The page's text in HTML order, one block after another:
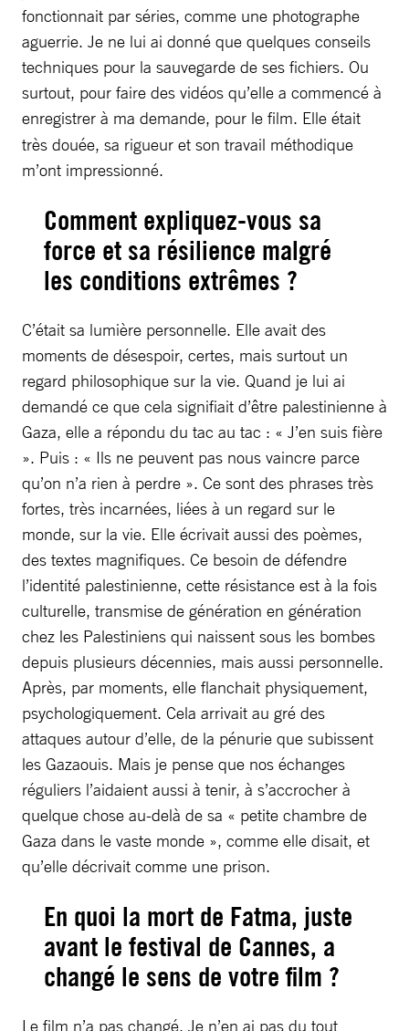
fonctionnait par séries, comme une photographe
aguerrie. Je ne lui ai donné que quelques conseils
techniques pour la sauvegarde de ses fichiers. Ou
surtout, pour faire des vidéos qu’elle a commencé à
enregistrer à ma demande, pour le film. Elle était
très douée, sa rigueur et son travail méthodique
m’ont impressionné.
Comment expliquez-vous sa
force et sa résilience malgré
les conditions extrêmes ?
C’était sa lumière personnelle. Elle avait des
moments de désespoir, certes, mais surtout un
regard philosophique sur la vie. Quand je lui ai
demandé ce que cela signifiait d’être palestinienne à
Gaza, elle a répondu du tac au tac : « J’en suis fière
». Puis : « Ils ne peuvent pas nous vaincre parce
qu’on n’a rien à perdre ». Ce sont des phrases très
fortes, très incarnées, liées à un regard sur le
monde, sur la vie. Elle écrivait aussi des poèmes,
des textes magnifiques. Ce besoin de défendre
l’identité palestinienne, cette résistance est à la fois
culturelle, transmise de génération en génération
chez les Palestiniens qui naissent sous les bombes
depuis plusieurs décennies, mais aussi personnelle.
Après, par moments, elle flanchait physiquement,
psychologiquement. Cela arrivait au gré des
attaques autour d’elle, de la pénurie que subissent
les Gazaouis. Mais je pense que nos échanges
réguliers l’aidaient aussi à tenir, à s’accrocher à
quelque chose au-delà de sa « petite chambre de
Gaza dans le vaste monde », comme elle disait, et
qu’elle décrivait comme une prison.
En quoi la mort de Fatma, juste
avant le festival de Cannes, a
changé le sens de votre film ?
Le film n’a pas changé. Je n’en ai pas du tout